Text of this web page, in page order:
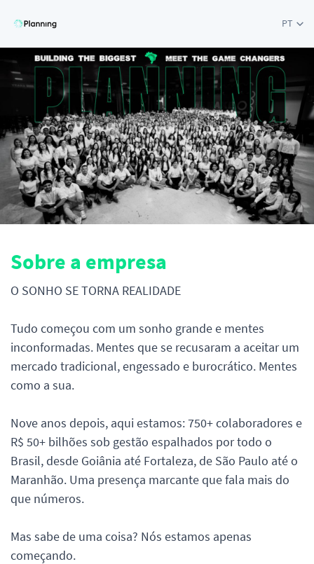
PT
Sobre a empresa
O SONHO SE TORNA REALIDADE
Tudo começou com um sonho grande e mentes
inconformadas. Mentes que se recusaram a aceitar um
mercado tradicional, engessado e burocrático. Mentes
como a sua.
Nove anos depois, aqui estamos: 750+ colaboradores e
R$ 50+ bilhões sob gestão espalhados por todo o
Brasil, desde Goiânia até Fortaleza, de São Paulo até o
Maranhão. Uma presença marcante que fala mais do
que números.
Mas sabe de uma coisa? Nós estamos apenas
começando.